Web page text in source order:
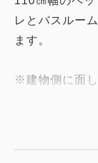
レとバスルー
ます。
※建物側に面し